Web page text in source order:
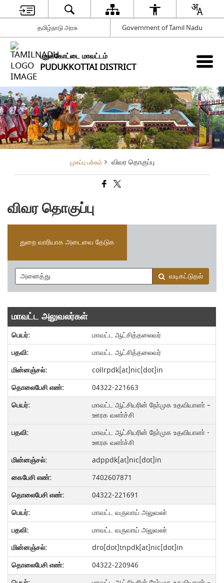
தமிழ்நாடு அரசு Government of Tamil Nadu
புதுக்கோட்டை மாவட்டம்
PUDUKKOTTAI DISTRICT
முகப்பு பக்கம் விவர தொகுப்பு
விவர தொகுப்பு
துறை வாரியாக அடைவை தேடுக
வடிகட்டுதல்
மாவட்ட அலுவலர்கள்
மாவட்ட ஆட்சித்தலைவர்
மாவட்ட ஆட்சித்தலைவர்
collrpdk[at]nic[dot]in
04322-221663
மாவட்ட ஆட்சியரின் நோ்முக உதவியாளா் –
ஊரக வளா்ச்சி
மாவட்ட ஆட்சியரின் நோ்முக உதவியாளா் -
ஊரக வளா்ச்சி
adppdk[at]nic[dot]in
7402607871
04322-221691
மாவட்ட வருவாய் அலுவலா்
மாவட்ட வருவாய் அலுவலா்
dro[dot]tnpdk[at]nic[dot]in
04322-220946